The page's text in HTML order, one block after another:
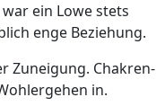
ein Lowe stets
enge Beziehung.
Zuneigung. Chakren-
in.